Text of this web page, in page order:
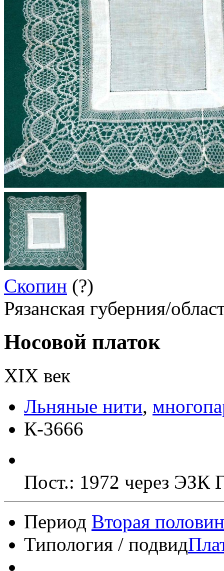
Скопин (?)
Рязанская губерния/
Носовой платок
ХIХ век
Льняные нити,
К-3666
Пост.: 1972 через ЭЗК
Период Вторая
Типология / подвид